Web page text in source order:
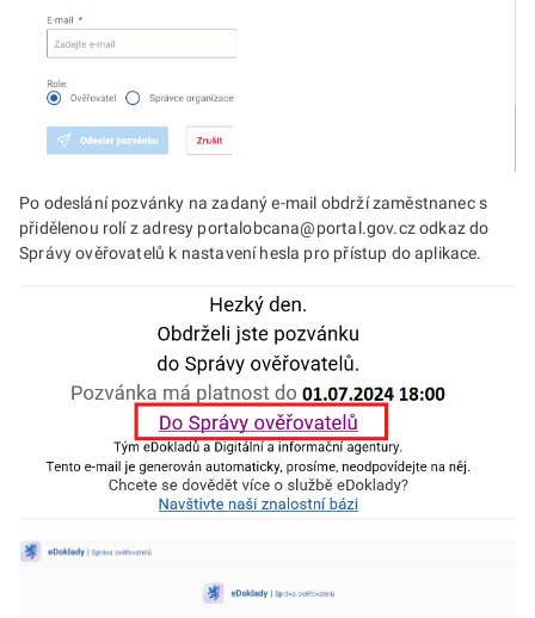
Po odeslání pozvánky na zadaný e-mail obdrží zaměstnanec s
přidělenou rolí z adresy portalobcana@portal.gov.cz odkaz do
Správy ověřovatelů k nastavení hesla pro přístup do aplikace.